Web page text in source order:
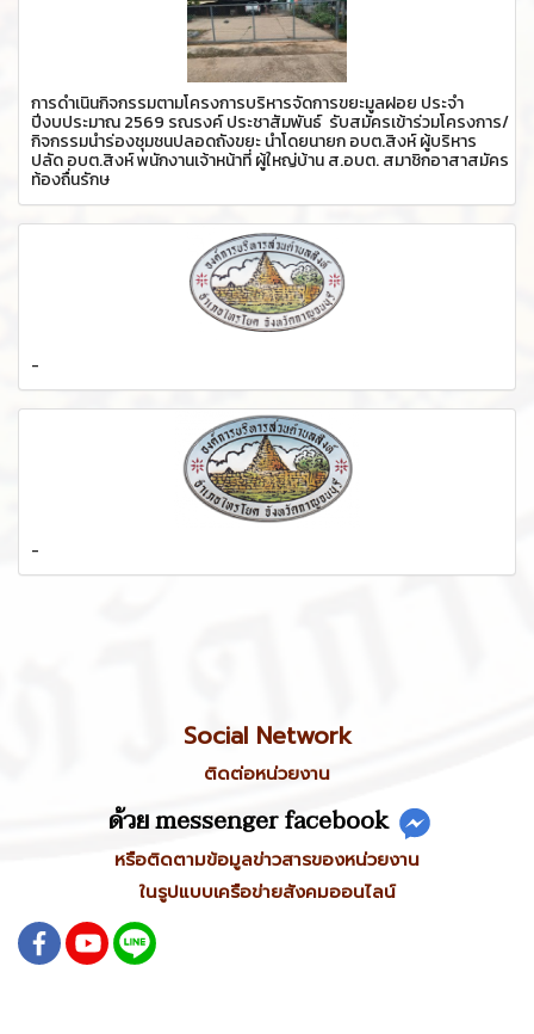
การดำเนินกิจกรรมตามโครงการบริหารจัดการขยะมูลฝอย ประจำ
ปีงบประมาณ 2569 รณรงค์ ประชาสัมพันธ์ รับสมัครเข้าร่วมโครงการ/
กิจกรรมนำร่องชุมชนปลอดถังขยะ นำโดยนายก อบต.สิงห์ ผู้บริหาร
ปลัด อบต.สิงห์ พนักงานเจ้าหน้าที่ ผู้ใหญ่บ้าน ส.อบต. สมาชิกอาสาสมัคร
ท้องถื่นรักษ
-
-
Social Network
ติดต่อหน่วยงาน
ด้วย messenger facebook
หรือติดตามข้อมูลข่าวสารของหน่วยงาน
ในรูปแบบเครือข่ายสังคมออนไลน์